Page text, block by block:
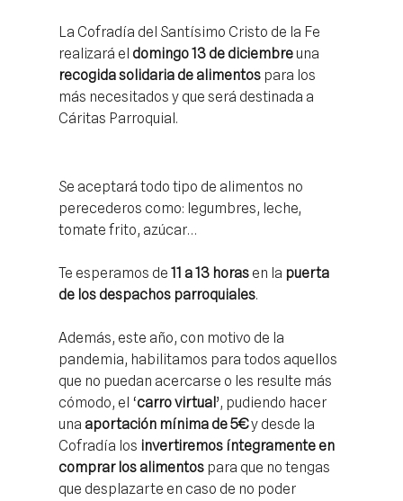
La Cofradía del Santísimo Cristo de la Fe
realizará el domingo 13 de diciembre una
recogida solidaria de alimentos para los
más necesitados y que será destinada a
Cáritas Parroquial.
Se aceptará todo tipo de alimentos no
perecederos como: legumbres, leche,
tomate frito, azúcar…
Te esperamos de 11 a 13 horas en la puerta
de los despachos parroquiales.
Además, este año, con motivo de la
pandemia, habilitamos para todos aquellos
que no puedan acercarse o les resulte más
cómodo, el ‘carro virtual’, pudiendo hacer
una aportación mínima de 5€y desde la
Cofradía los invertiremos íntegramente en
comprar los alimentos para que no tengas
que desplazarte en caso de no poder